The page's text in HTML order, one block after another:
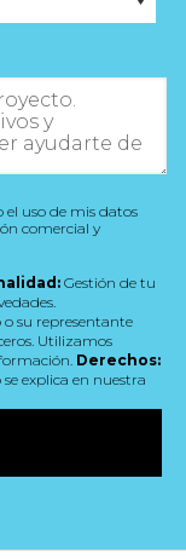
uso de mis datos
comercial y
Gestión de tu
su representante
Utilizamos
Derechos:
explica en nuestra